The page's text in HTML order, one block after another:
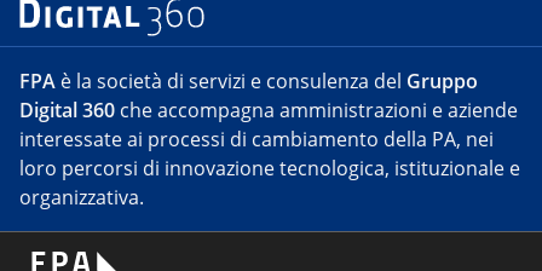
FPA è la società di servizi e consulenza del Gruppo
Digital 360 che accompagna amministrazioni e aziende
interessate ai processi di cambiamento della PA, nei
loro percorsi di innovazione tecnologica, istituzionale e
organizzativa.